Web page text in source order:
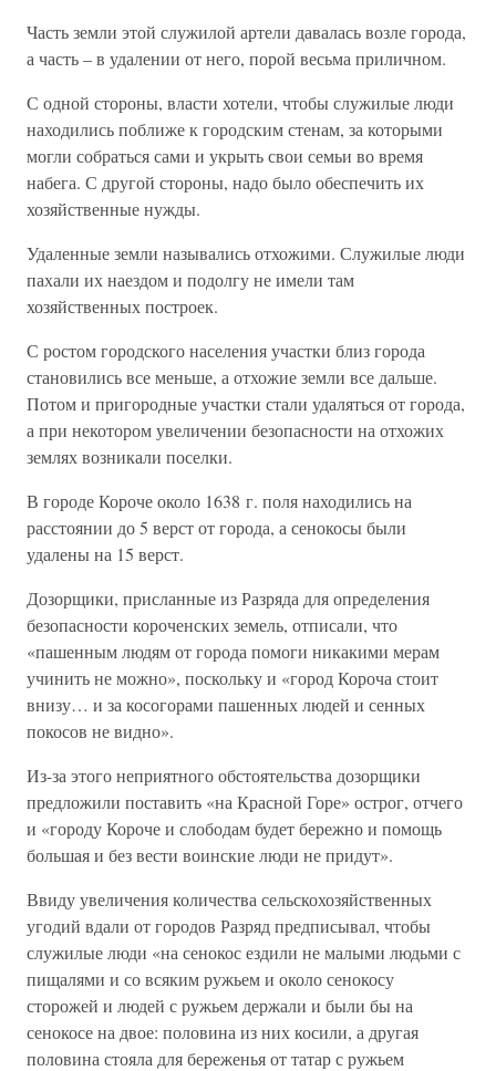
Часть земли этой служилой артели давалась возле города,
а часть – в удалении от него, порой весьма приличном.
С одной стороны, власти хотели, чтобы служилые люди
находились поближе к городским стенам, за которыми
могли собраться сами и укрыть свои семьи во время
набега. С другой стороны, надо было обеспечить их
хозяйственные нужды.
Удаленные земли назывались отхожими. Служилые люди
пахали их наездом и подолгу не имели там
хозяйственных построек.
С ростом городского населения участки близ города
становились все меньше, а отхожие земли все дальше.
Потом и пригородные участки стали удаляться от города,
а при некотором увеличении безопасности на отхожих
землях возникали поселки.
В городе Короче около 1638 г. поля находились на
расстоянии до 5 верст от города, а сенокосы были
удалены на 15 верст.
Дозорщики, присланные из Разряда для определения
безопасности короченских земель, отписали, что
«пашенным людям от города помоги никакими мерам
учинить не можно», поскольку и «город Короча стоит
внизу… и за косогорами пашенных людей и сенных
покосов не видно».
Из-за этого неприятного обстоятельства дозорщики
предложили поставить «на Красной Горе» острог, отчего
и «городу Короче и слободам будет бережно и помощь
большая и без вести воинские люди не придут».
Ввиду увеличения количества сельскохозяйственных
угодий вдали от городов Разряд предписывал, чтобы
служилые люди «на сенокос ездили не малыми людьми с
пищалями и со всяким ружьем и около сенокосу
сторожей и людей с ружьем держали и были бы на
сенокосе на двое: половина из них косили, а другая
половина стояла для береженья от татар с ружьем